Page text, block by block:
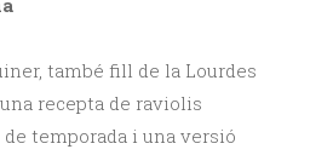
també fill de la Lourdes
recepta de raviolis
temporada i una versió